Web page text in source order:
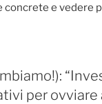
concrete e vedere
per ovviare